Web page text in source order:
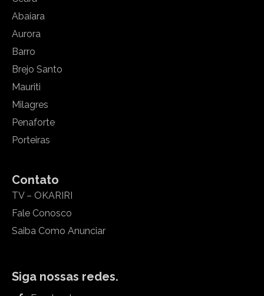
Abaiara
Aurora
Barro
Brejo Santo
Mauriti
Milagres
Penaforte
Porteiras
Contato
TV – OKARIRI
Fale Conosco
Saiba Como Anunciar
Siga nossas redes.